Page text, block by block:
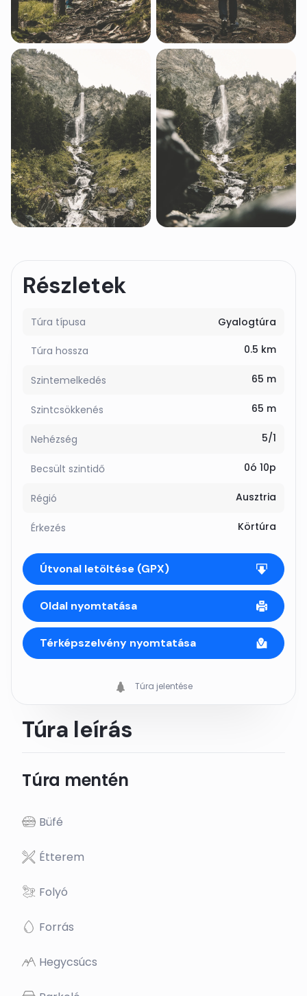
Részletek
Túra típusa Gyalogtúra
Túra hossza 0.5 km
Szintemelkedés 65 m
Szintcsökkenés 65 m
Nehézség 5/1
Becsült szintidő 0ó 10p
Régió Ausztria
Érkezés Körtúra
Útvonal letöltése (GPX)
Oldal nyomtatása
Térképszelvény nyomtatása
Túra jelentése
Túra leírás
Túra mentén
Büfé
Étterem
Folyó
Forrás
Hegycsúcs